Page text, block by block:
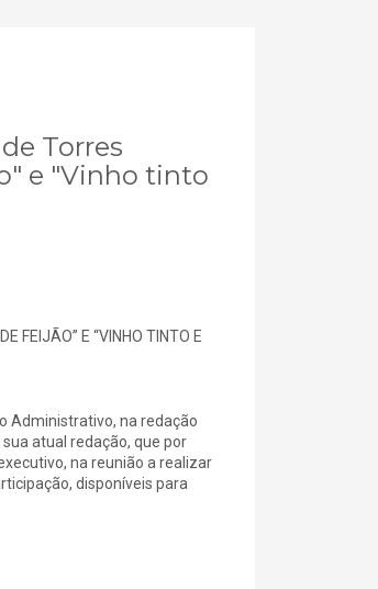
Torres
e "Vinho tinto
FEIJÃO” E “VINHO TINTO E
Administrativo, na redação
atual redação, que por
na reunião a realizar
disponíveis para